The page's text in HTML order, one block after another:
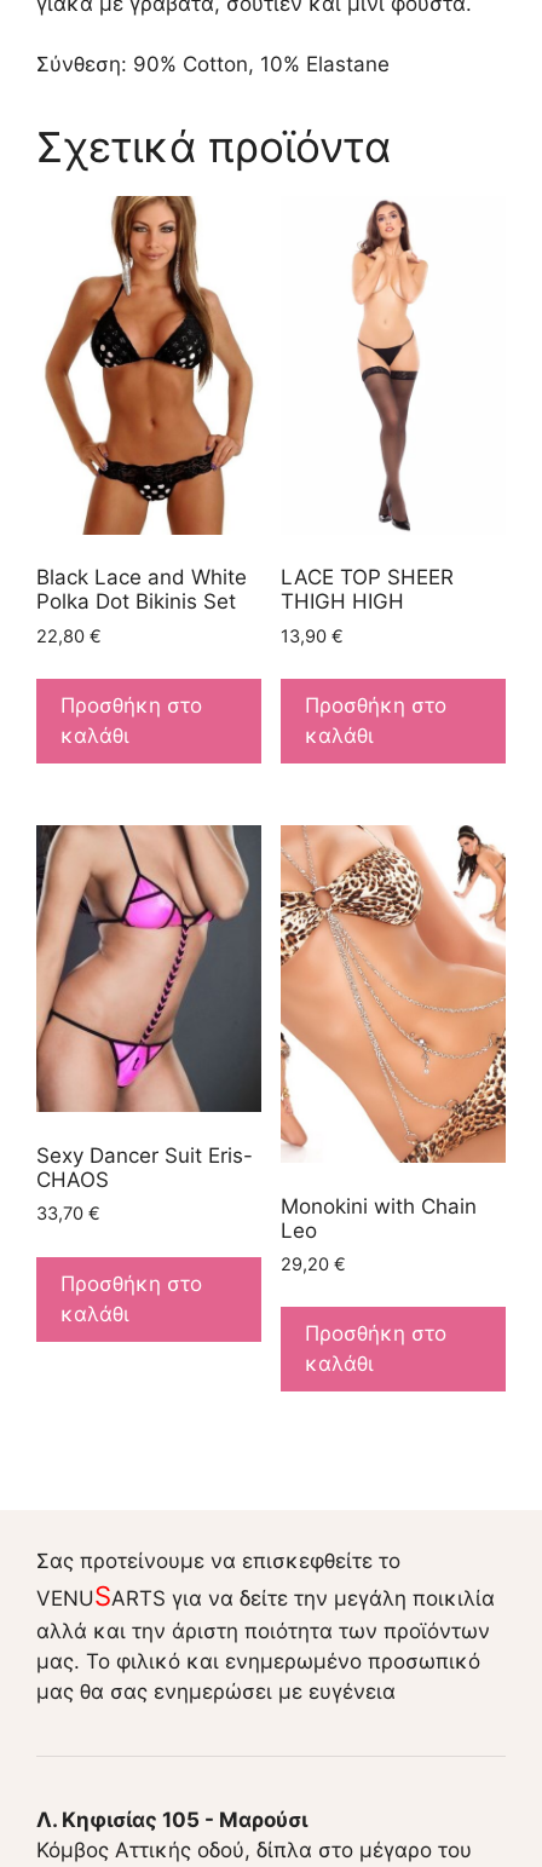
Σύνθεση: 90% Cotton, 10% Elastane
Σχετικά προϊόντα
Black Lace and White
Polka Dot Bikinis Set
22,80 €
Προσθήκη στο
καλάθι
LACE TOP SHEER
THIGH HIGH
13,90 €
Προσθήκη στο
καλάθι
Sexy Dancer Suit Eris-
CHAOS
33,70 €
Προσθήκη στο
καλάθι
Monokini with Chain
Leo
29,20 €
Προσθήκη στο
καλάθι
Σας προτείνουμε να επισκεφθείτε το
VENUSARTS για να δείτε την μεγάλη ποικιλία
αλλά και την άριστη ποιότητα των προϊόντων
μας. Το φιλικό και ενημερωμένο προσωπικό
μας θα σας ενημερώσει με ευγένεια
Λ. Κηφισίας 105 - Μαρούσι
Κόμβος Αττικής οδού, δίπλα στο μέγαρο του